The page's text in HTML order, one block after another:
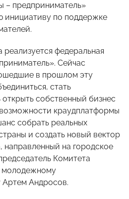
предприниматель»
инициативу по поддержке
федеральная
Сейчас
в прошлом эту
стать
собственный бизнес
краудплатформы
собрать реальных
и создать новый вектор
направленный на городское
Комитета
Артем Андросов.